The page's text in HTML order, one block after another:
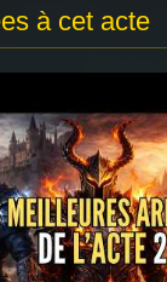
à cet acte